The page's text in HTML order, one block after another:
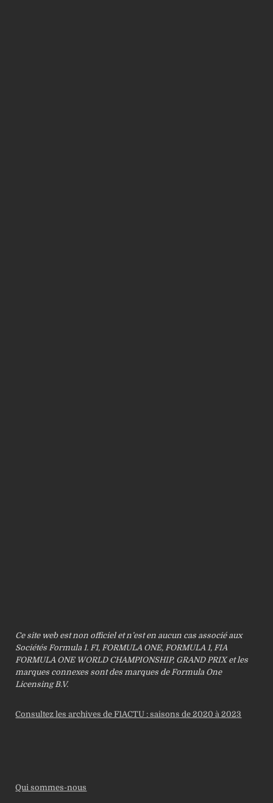
Ce site web est non officiel et n’est en aucun cas associé aux
Sociétés Formula 1. F1, FORMULA ONE, FORMULA 1, FIA
FORMULA ONE WORLD CHAMPIONSHIP, GRAND PRIX et les
marques connexes sont des marques de Formula One
Licensing B.V.
Consultez les archives de F1ACTU : saisons de 2020 à 2023
Qui sommes-nous